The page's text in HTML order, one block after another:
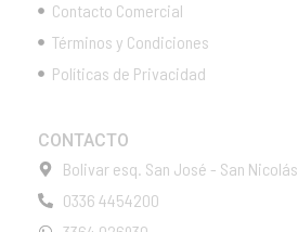
Contacto Comercial
Términos y Condiciones
Políticas de Privacidad
CONTACTO
Bolivar esq. San José - San Nicolás
0336 4454200